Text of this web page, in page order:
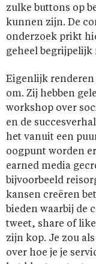
zulke buttons op
kunnen zijn. De
onderzoek prikt
geheel begrijpelijk
Eigenlijk renderen
om. Zij hebben
workshop over
en de
het vanuit een
oogpunt worden
earned media
bijvoorbeeld
kansen creëren
bieden waarbij de
tweet, share of
zijn kop. Je zou
over hoe je je